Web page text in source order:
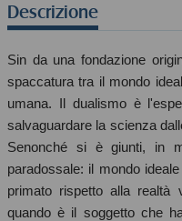
Descrizione
Sin da una fondazione
spaccatura tra il mondo
umana. Il dualismo è
salvaguardare la scienza
Senonché si è giunti, in
paradossale: il mondo
primato rispetto alla realtà
quando è il soggetto che